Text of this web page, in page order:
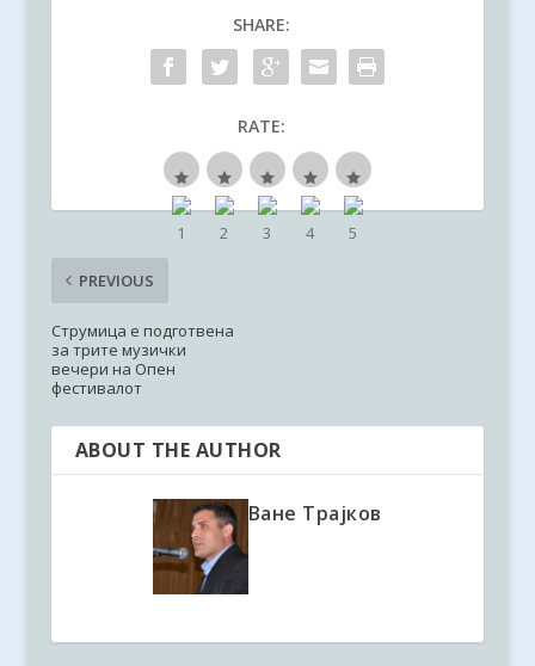
SHARE:
RATE:
PREVIOUS
Струмица е подготвена
за трите музички
вечери на Опен
фестивалот
ABOUT THE AUTHOR
Ване Трајков